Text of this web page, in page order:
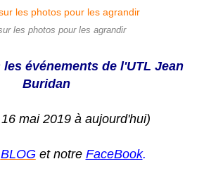
les photos pour les agrandir
événements de l'UTL Jean
Buridan
mai 2019 à aujourd'hui)
BLOG et notre FaceBook.